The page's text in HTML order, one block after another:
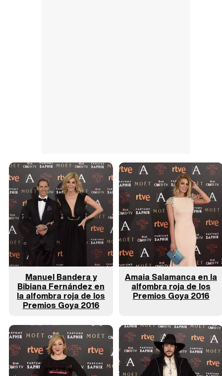
Manuel Bandera y
Bibiana Fernández en
la alfombra roja de los
Premios Goya 2016
Amaia Salamanca en la
alfombra roja de los
Premios Goya 2016